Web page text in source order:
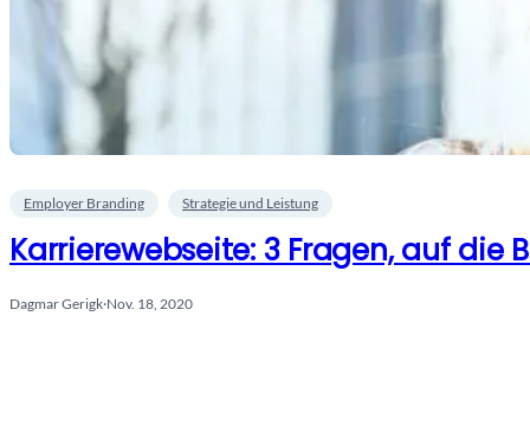
Employer Branding Strategie und Leistung
Karrierewebseite: 3 Fragen, auf die
Dagmar Gerigk·Nov. 18, 2020